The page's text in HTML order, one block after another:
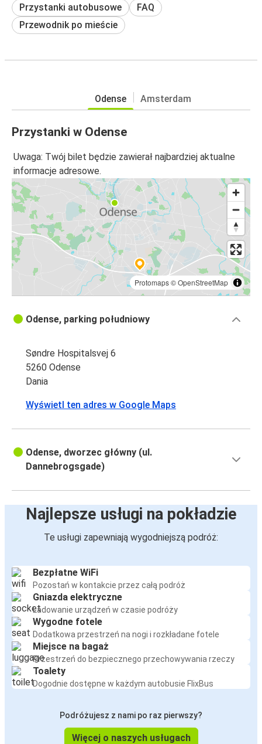
Przystanki autobusowe
FAQ
Przewodnik po mieście
Odense Amsterdam
Przystanki w Odense
Uwaga: Twój bilet będzie zawierał najbardziej aktualne
informacje adresowe.
Protomaps©OpenStreetMap
Odense, parking południowy
Søndre Hospitalsvej 6
5260 Odense
Dania
Wyświetl ten adres w Google Maps
Odense, dworzec główny (ul.
Dannebrogsgade)
Najlepsze usługi na pokładzie
Te usługi zapewniają wygodniejszą podróż:
Bezpłatne WiFi
Pozostań w kontakcie przez całą podróż
Gniazda elektryczne
Ładowanie urządzeń w czasie podróży
Wygodne fotele
Dodatkowa przestrzeń na nogi i rozkładane fotele
Miejsce na bagaż
Przestrzeń do bezpiecznego przechowywania rzeczy
Toalety
Dogodnie dostępne w każdym autobusie FlixBus
Podróżujesz z nami po raz pierwszy?
Więcej o naszych usługach